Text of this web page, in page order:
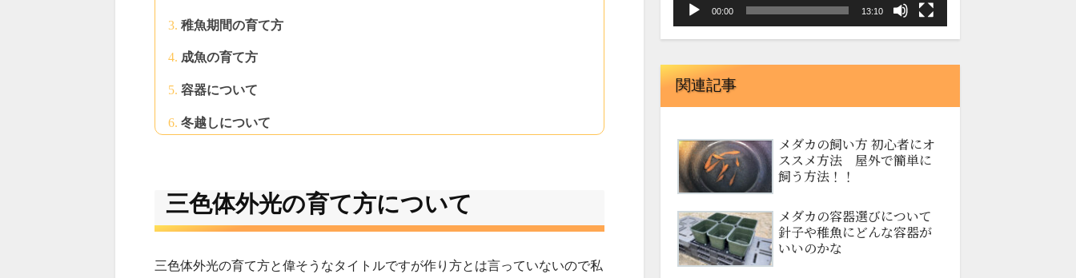
稚魚期間の育て方
成魚の育て方
容器について
冬越しについて
三色体外光の育て方について
三色体外光の育て方と偉そうなタイトルですが作り方とは言っていないので私
00:00 13:10
関連記事
メダカの飼い方 初心者にオ
ススメ方法 屋外で簡単に
飼う方法！！
メダカの容器選びについて
針子や稚魚にどんな容器が
いいのかな